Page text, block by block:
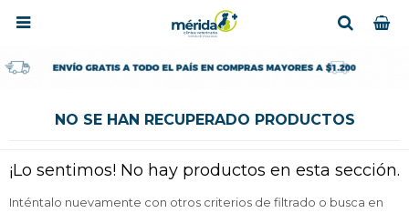

NO SE HAN RECUPERADO PRODUCTOS
¡Lo sentimos! No hay productos en esta sección.
Inténtalo nuevamente con otros criterios de filtrado o busca en